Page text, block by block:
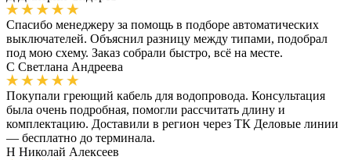
Спасибо менеджеру за помощь в подборе автоматических
выключателей. Объяснил разницу между типами, подобрал
под мою схему. Заказ собрали быстро, всё на месте.
С Светлана Андреева
Покупали греющий кабель для водопровода. Консультация
была очень подробная, помогли рассчитать длину и
комплектацию. Доставили в регион через ТК Деловые линии
— бесплатно до терминала.
Н Николай Алексеев